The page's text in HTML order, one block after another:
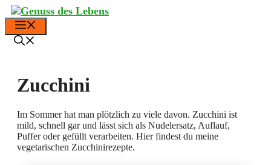
Zum
Inhalt
springen
Zucchini
Im Sommer hat man plötzlich zu viele davon. Zucchini ist
mild, schnell gar und lässt sich als Nudelersatz, Auflauf,
Puffer oder gefüllt verarbeiten. Hier findest du meine
vegetarischen Zucchinirezepte.